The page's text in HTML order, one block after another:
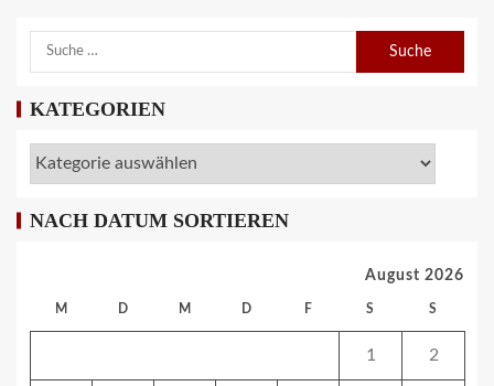
KATEGORIEN
NACH DATUM SORTIEREN
August 2026
M D M D F S S
1 2
RDA-Projekt soll Lade- und
betriebenen Reisebussen ermitteln